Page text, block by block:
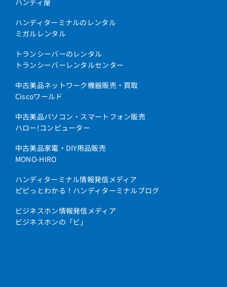
ハンディ屋
ハンディターミナルのレンタル
ミガルレンタル
トランシーバーのレンタル
トランシーバーレンタルセンター
中古美品ネットワーク機器販売・買取
Ciscoワールド
中古美品パソコン・スマートフォン販売
ハロー!コンピューター
中古美品家電・DIY用品販売
MONO-HIRO
ハンディターミナル情報発信メディア
ピピっとわかる！ハンディターミナルブログ
ビジネスホン情報発信メディア
ビジネスホンの「ビ」